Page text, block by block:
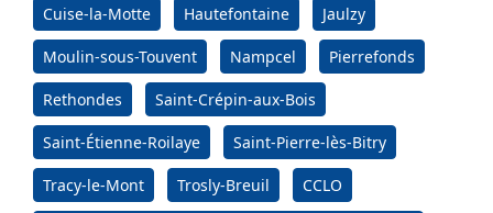
Cuise-la-Motte Hautefontaine Jaulzy
Moulin-sous-Touvent Nampcel Pierrefonds
Rethondes Saint-Crépin-aux-Bois
Saint-Étienne-Roilaye Saint-Pierre-lès-Bitry
Tracy-le-Mont Trosly-Breuil CCLO